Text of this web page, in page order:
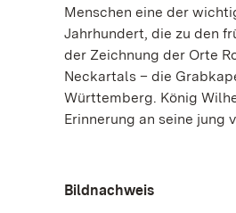
Menschen eine der
Jahrhundert, die zu den
der Zeichnung der Orte
Neckartals – die
Württemberg. König
Erinnerung an seine jung
Bildnachweis